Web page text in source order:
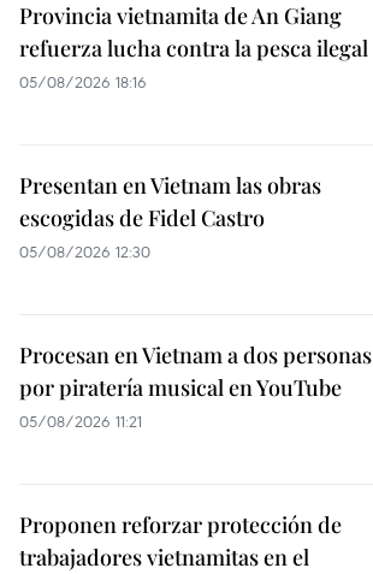
Provincia vietnamita de An Giang
refuerza lucha contra la pesca ilegal
05/08/2026 18:16
Presentan en Vietnam las obras
escogidas de Fidel Castro
05/08/2026 12:30
Procesan en Vietnam a dos personas
por piratería musical en YouTube
05/08/2026 11:21
Proponen reforzar protección de
trabajadores vietnamitas en el